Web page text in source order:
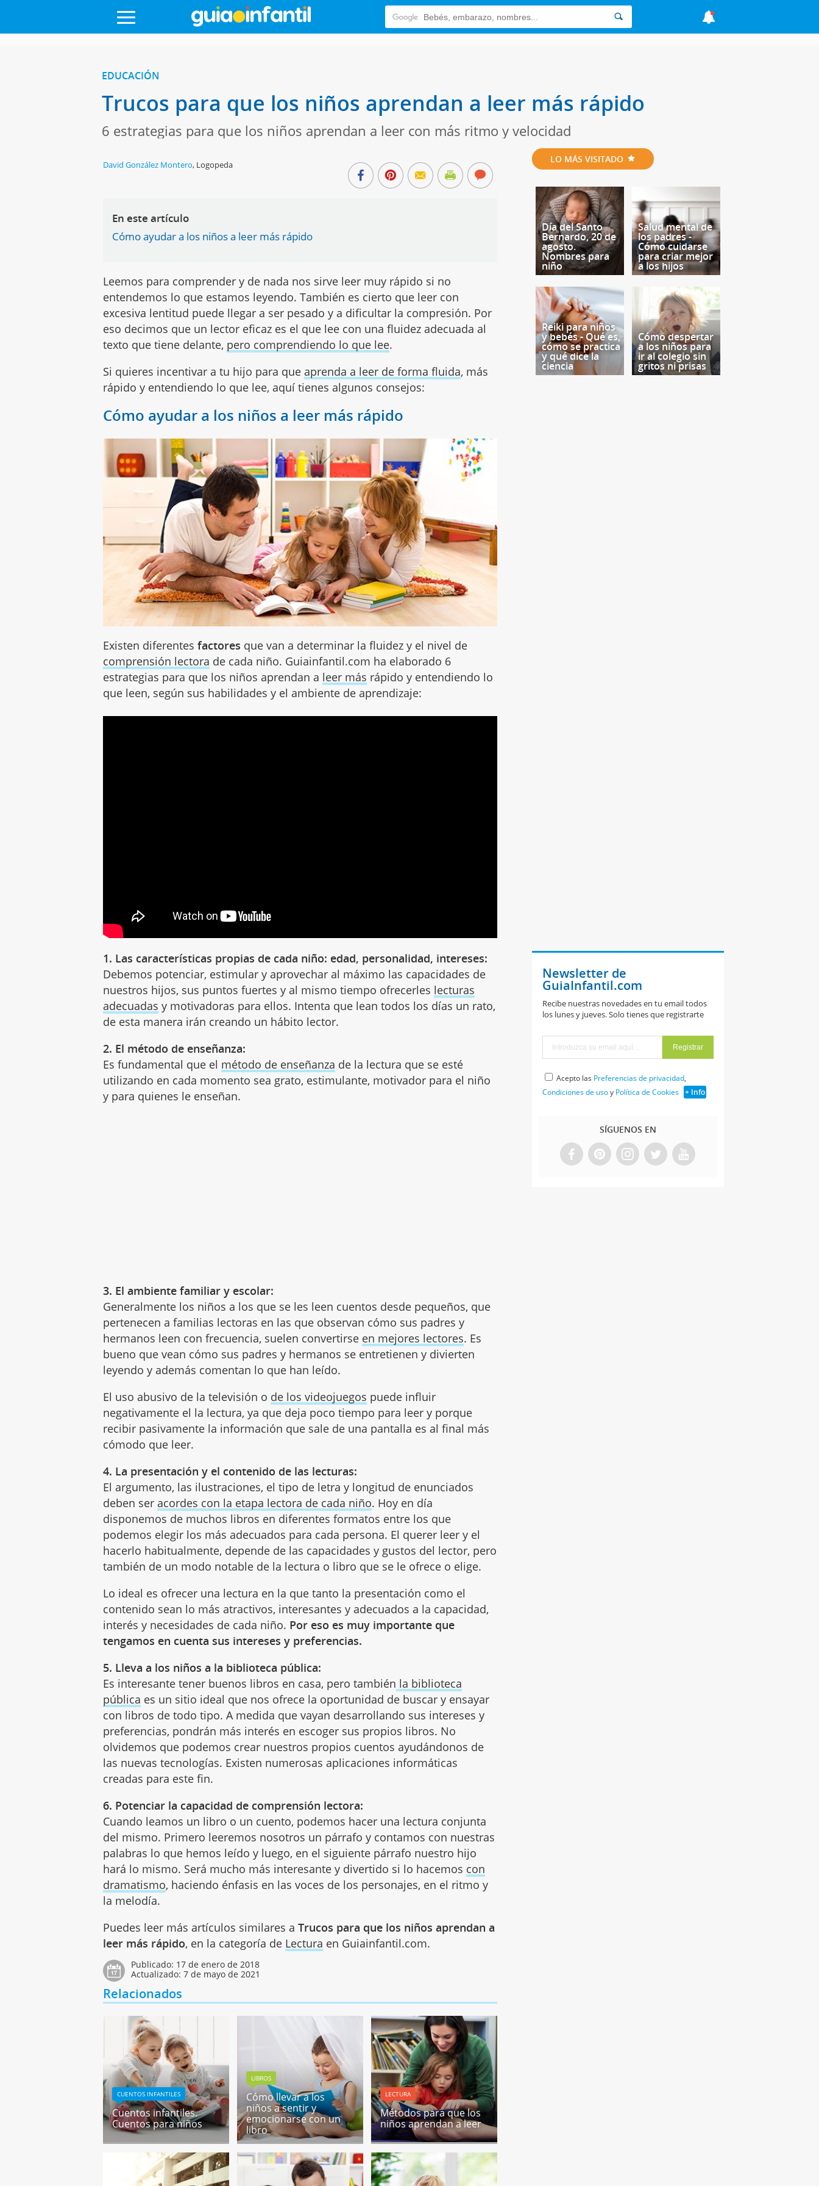
EDUCACIÓN
Trucos para que los niños aprendan a leer más rápido
6 estrategias para que los niños aprendan a leer con más ritmo y velocidad
David González Montero, Logopeda
En este artículo
Cómo ayudar a los niños a leer más rápido
Leemos para comprender y de nada nos sirve leer muy rápido si no
entendemos lo que estamos leyendo. También es cierto que leer con
excesiva lentitud puede llegar a ser pesado y a dificultar la compresión. Por
eso decimos que un lector eficaz es el que lee con una fluidez adecuada al
texto que tiene delante, pero comprendiendo lo que lee.
Si quieres incentivar a tu hijo para que aprenda a leer de forma fluida, más
rápido y entendiendo lo que lee, aquí tienes algunos consejos:
Cómo ayudar a los niños a leer más rápido
Existen diferentesfactores que van a determinar la fluidez y el nivel de
comprensión lectora de cada niño. Guiainfantil.com ha elaborado 6
estrategias para que los niños aprendan a leer más rápido y entendiendo lo
que leen, según sus habilidades y el ambiente de aprendizaje:
1. Las características propias de cada niño: edad, personalidad, intereses:
Debemos potenciar, estimular y aprovechar al máximo las capacidades de
nuestros hijos, sus puntos fuertes y al mismo tiempo ofrecerles lecturas
adecuadas y motivadoras para ellos. Intenta que lean todos los días un rato,
de esta manera irán creando un hábito lector.
2. El método de enseñanza:
Es fundamental que el método de enseñanza de la lectura que se esté
utilizando en cada momento sea grato, estimulante, motivador para el niño
y para quienes le enseñan.
3. El ambiente familiar y escolar:
Generalmente los niños a los que se les leen cuentos desde pequeños, que
pertenecen a familias lectoras en las que observan cómo sus padres y
hermanos leen con frecuencia, suelen convertirse en mejores lectores. Es
bueno que vean cómo sus padres y hermanos se entretienen y divierten
leyendo y además comentan lo que han leído.
El uso abusivo de la televisión o de los videojuegos puede influir
negativamente el la lectura, ya que deja poco tiempo para leer y porque
recibir pasivamente la información que sale de una pantalla es al final más
cómodo que leer.
4. La presentación y el contenido de las lecturas:
El argumento, las ilustraciones, el tipo de letra y longitud de enunciados
deben ser acordes con la etapa lectora de cada niño. Hoy en día
disponemos de muchos libros en diferentes formatos entre los que
podemos elegir los más adecuados para cada persona. El querer leer y el
hacerlo habitualmente, depende de las capacidades y gustos del lector, pero
también de un modo notable de la lectura o libro que se le ofrece o elige.
Lo ideal es ofrecer una lectura en la que tanto la presentación como el
contenido sean lo más atractivos, interesantes y adecuados a la capacidad,
interés y necesidades de cada niño. Por eso es muy importante que
tengamos en cuenta sus intereses y preferencias.
5. Lleva a los niños a la biblioteca pública:
Es interesante tener buenos libros en casa, pero también la biblioteca
pública es un sitio ideal que nos ofrece la oportunidad de buscar y ensayar
con libros de todo tipo. A medida que vayan desarrollando sus intereses y
preferencias, pondrán más interés en escoger sus propios libros. No
olvidemos que podemos crear nuestros propios cuentos ayudándonos de
las nuevas tecnologías. Existen numerosas aplicaciones informáticas
creadas para este fin.
6. Potenciar la capacidad de comprensión lectora:
Cuando leamos un libro o un cuento, podemos hacer una lectura conjunta
del mismo. Primero leeremos nosotros un párrafo y contamos con nuestras
palabras lo que hemos leído y luego, en el siguiente párrafo nuestro hijo
hará lo mismo. Será mucho más interesante y divertido si lo hacemos con
dramatismo, haciendo énfasis en las voces de los personajes, en el ritmo y
la melodía.
Puedes leer más artículos similares aTrucos para que los niños aprendan a
leer más rápido, en la categoría de Lectura en Guiainfantil.com.
Publicado: 17 de enero de 2018
Actualizado:7 de mayo de 2021
Relacionados
CUENTOS INFANTILES
Cuentos infantiles.
Cuentos para niños
LIBROS
Cómo llevar a los
niños a sentir y
emocionarse con un
libro
LECTURA
Métodos para que los
niños aprendan a leer
LO MÁS VISITADO
Día del Santo
Bernardo, 20 de
agosto.
Nombres para
niño
Salud mental de
los padres -
Cómo cuidarse
para criar mejor
a los hijos
Reiki para niños
y bebés - Qué es,
cómo se practica
y qué dice la
ciencia
Cómo despertar
a los niños para
ir al colegio sin
gritos ni prisas
Newsletter de
GuiaInfantil.com
Recibe nuestras novedades en tu email todos
los lunes y jueves. Solo tienes que registrarte
Acepto las Preferencias de privacidad,
Condiciones de usoy Política de Cookies + Info
SÍGUENOS EN